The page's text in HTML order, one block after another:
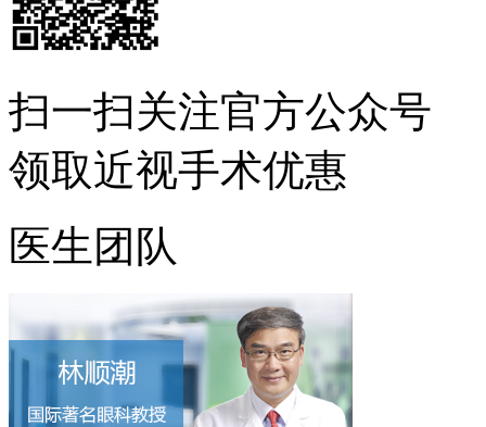
扫一扫关注官方公众号
领取近视手术优惠
医生团队